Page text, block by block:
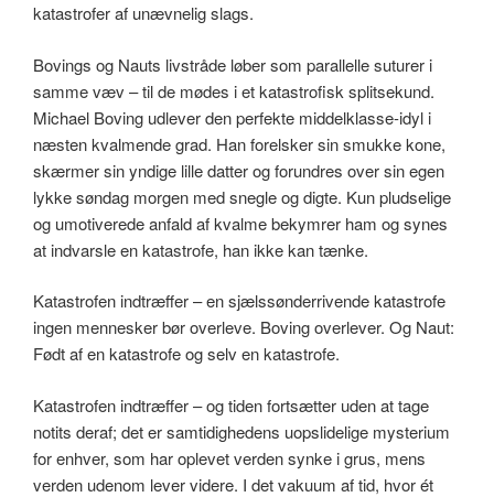
katastrofer af unævnelig slags.
Bovings og Nauts livstråde løber som parallelle suturer i
samme væv – til de mødes i et katastrofisk splitsekund.
Michael Boving udlever den perfekte middelklasse-idyl i
næsten kvalmende grad. Han forelsker sin smukke kone,
skærmer sin yndige lille datter og forundres over sin egen
lykke søndag morgen med snegle og digte. Kun pludselige
og umotiverede anfald af kvalme bekymrer ham og synes
at indvarsle en katastrofe, han ikke kan tænke.
Katastrofen indtræffer – en sjælssønderrivende katastrofe
ingen mennesker bør overleve. Boving overlever. Og Naut:
Født af en katastrofe og selv en katastrofe.
Katastrofen indtræffer – og tiden fortsætter uden at tage
notits deraf; det er samtidighedens uopslidelige mysterium
for enhver, som har oplevet verden synke i grus, mens
verden udenom lever videre. I det vakuum af tid, hvor ét